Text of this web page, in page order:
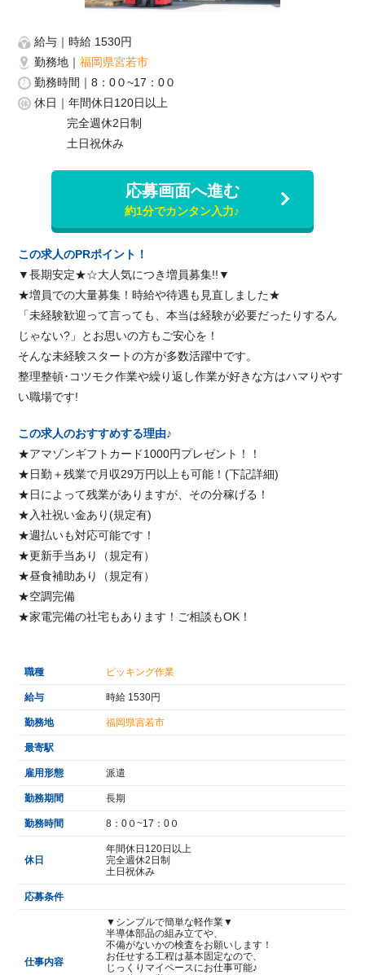
給与
時給 1530円
勤務地
福岡県宮若市
勤務時間
8：0０~17：0０
休日
年間休日120日以上
完全週休2日制
土日祝休み
応募画面へ進む
約1分でカンタン入力♪
この求人のPRポイント！
▼長期安定★☆大人気につき増員募集!!▼
★増員での大量募集！時給や待遇も見直しました★
「未経験歓迎って言っても、本当は経験が必要だったりするん
じゃない?」とお思いの方もご安心を！
そんな未経験スタートの方が多数活躍中です。
整理整頓･コツモク作業や繰り返し作業が好きな方はハマりやす
い職場です!
この求人のおすすめする理由♪
★アマゾンギフトカード1000円プレゼント！！
★日勤＋残業で月収29万円以上も可能！(下記詳細)
★日によって残業がありますが、その分稼げる！
★入社祝い金あり(規定有)
★週払いも対応可能です！
★更新手当あり（規定有）
★昼食補助あり（規定有）
★空調完備
★家電完備の社宅もあります！ご相談もOK！
職種 ピッキング作業
給与 時給 1530円
勤務地 福岡県宮若市
最寄駅
雇用形態 派遣
勤務期間 長期
勤務時間 8：0０~17：0０
休日
年間休日120日以上
完全週休2日制
土日祝休み
応募条件
仕事内容
▼シンプルで簡単な軽作業▼
半導体部品の組み立てや、
不備がないかの検査をお願いします！
お任せする工程は基本固定なので、
じっくりマイペースにお仕事可能♪